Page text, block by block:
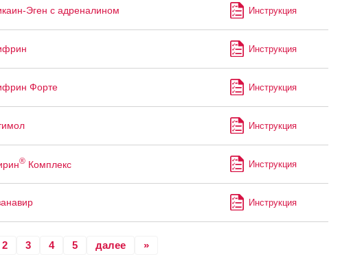
Эген с адреналином Инструкция
Инструкция
Форте Инструкция
Инструкция
®Комплекс Инструкция
Инструкция
2 3 4 5 далее »